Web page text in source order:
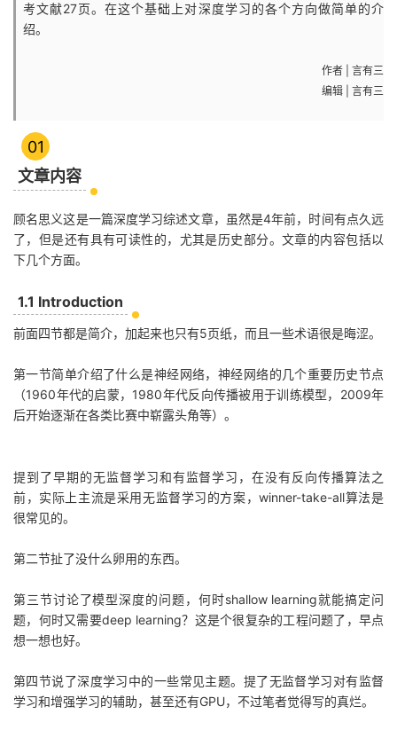
考文献27页。在这个基础上对深度学习的各个方向做简单的介
绍。
作者 | 言有三
编辑 | 言有三
01
文章内容
顾名思义这是一篇深度学习综述文章，虽然是4年前，时间有点久远
了，但是还有具有可读性的，尤其是历史部分。文章的内容包括以
下几个方面。
1.1 Introduction
前面四节都是简介，加起来也只有5页纸，而且一些术语很是晦涩。
第一节简单介绍了什么是神经网络，神经网络的几个重要历史节点
（1960年代的启蒙，1980年代反向传播被用于训练模型，2009年
后开始逐渐在各类比赛中崭露头角等）。
提到了早期的无监督学习和有监督学习，在没有反向传播算法之
前，实际上主流是采用无监督学习的方案，winner-take-all算法是
很常见的。
第二节扯了没什么卵用的东西。
第三节讨论了模型深度的问题，何时shallow learning就能搞定问
题，何时又需要deep learning？这是个很复杂的工程问题了，早点
想一想也好。
第四节说了深度学习中的一些常见主题。提了无监督学习对有监督
学习和增强学习的辅助，甚至还有GPU，不过笔者觉得写的真烂。